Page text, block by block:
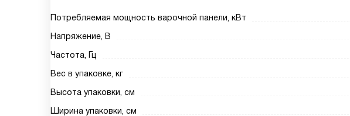
Потребляемая мощность варочной панели, кВт
Напряжение, В
Частота, Гц
Вес в упаковке, кг
Высота упаковки, см
Ширина упаковки, см